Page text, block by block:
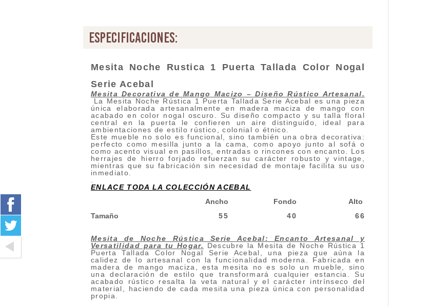
especificaciones:
Mesita Noche Rustica 1 Puerta Tallada Color Nogal
Serie Acebal
Mesita Decorativa de Mango Macizo – Diseño Rústico Artesanal.
La Mesita Noche Rústica 1 Puerta Tallada Serie Acebal es una pieza
única elaborada artesanalmente en madera maciza de mango con
acabado en color nogal oscuro. Su diseño compacto y su talla floral
central en la puerta le confieren un aire distinguido, ideal para
ambientaciones de estilo rústico, colonial o étnico.
Este mueble no solo es funcional, sino también una obra decorativa:
perfecto como mesilla junto a la cama, como apoyo junto al sofá o
como acento visual en pasillos, entradas o rincones con encanto. Los
herrajes de hierro forjado refuerzan su carácter robusto y vintage,
mientras que su fabricación sin necesidad de montaje facilita su uso
inmediato.
ENLACE TODA LA COLECCIÓN ACEBAL
Ancho
Fondo
Alto
Tamaño
55 40 66
Mesita de Noche Rústica Serie Acebal: Encanto Artesanal y
Versatilidad para tu Hogar.
Descubre la Mesita de Noche Rústica 1
Puerta Tallada Color Nogal Serie Acebal, una pieza que aúna la
calidez de lo artesanal con la funcionalidad moderna. Fabricada en
madera de mango maciza, esta mesita no es solo un mueble, sino
una declaración de estilo que transformará cualquier estancia. Su
acabado rústico resalta la veta natural y el carácter intrínseco del
material, haciendo de cada mesita una pieza única con personalidad
propia.